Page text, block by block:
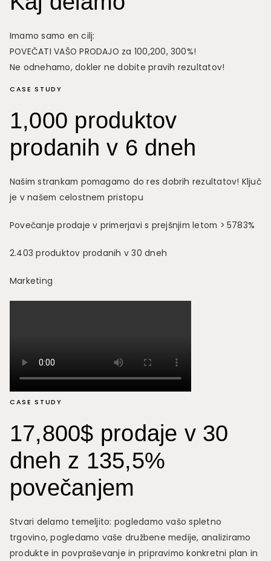
Imamo samo en cilj:
POVEČATI VAŠO PRODAJO za 100,200, 300%!
Ne odnehamo, dokler ne dobite pravih rezultatov!
CASE STUDY
1,000 produktov
prodanih v 6 dneh
Našim strankam pomagamo do res dobrih rezultatov! Ključ
je v našem celostnem pristopu
Povečanje prodaje v primerjavi s prejšnjim letom > 5783%
2.403 produktov prodanih v 30 dneh
Marketing
CASE STUDY
17,800$ prodaje v 30
dneh z 135,5%
povečanjem
Stvari delamo temeljito: pogledamo vašo spletno
trgovino, pogledamo vaše družbene medije, analiziramo
produkte in povpraševanje in pripravimo konkretni plan in